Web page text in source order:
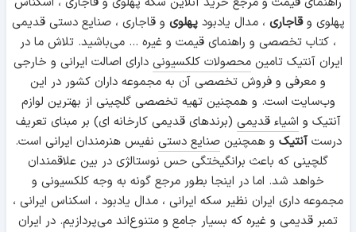
پهلوی وقاجاری ، مدال یادبودپهلوی و قاجاری ، صنایع دستی قدیمی
، کتاب تخصصی و راهنمای قیمت و غیره ... می‌باشید. تلاش ما در
ایران آنتیک تامین محصولات کلکسیونی دارای اصالت ایرانی و خارجی
و معرفی و فروش تخصصی آن به مجموعه داران کشور در این
وب‌سایت است. و همچنین تهیه تخصصی گلچینی از بهترین لوازم
آنتیک و اشیاء قدیمی (برندهای قدیمی کارخانه ای) بر مبنای تعریف
درستآنتیک و همچنینصنایع دستی نفیس هنرمندان ایرانی است.
گلچینی که باعث برانگیختگی حس نوستالژی در بین علاقمندان
خواهد شد. اما در اینجا بطور مرجع گونه به وجه کلکسیونی و
مجموعه داری ایران نظیر سکه ایرانی ، مدال یادبود ، اسکناس ایرانی ،
تمبر قدیمی و غیره که بسیار جامع و متنوع‌اند می‌پردازیم. در ایران